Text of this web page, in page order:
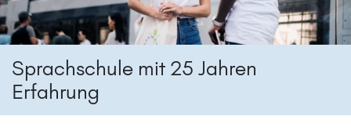
Sprachschule mit 25 Jahren
Erfahrung